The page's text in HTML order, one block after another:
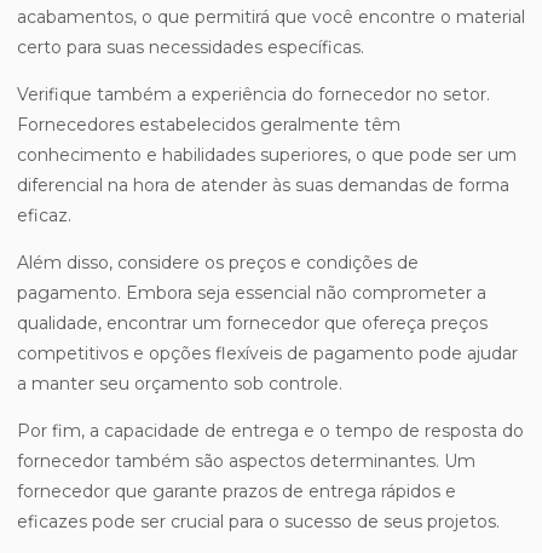
acabamentos, o que permitirá que você encontre o material
certo para suas necessidades específicas.
Verifique também a experiência do fornecedor no setor.
Fornecedores estabelecidos geralmente têm
conhecimento e habilidades superiores, o que pode ser um
diferencial na hora de atender às suas demandas de forma
eficaz.
Além disso, considere os preços e condições de
pagamento. Embora seja essencial não comprometer a
qualidade, encontrar um fornecedor que ofereça preços
competitivos e opções flexíveis de pagamento pode ajudar
a manter seu orçamento sob controle.
Por fim, a capacidade de entrega e o tempo de resposta do
fornecedor também são aspectos determinantes. Um
fornecedor que garante prazos de entrega rápidos e
eficazes pode ser crucial para o sucesso de seus projetos.